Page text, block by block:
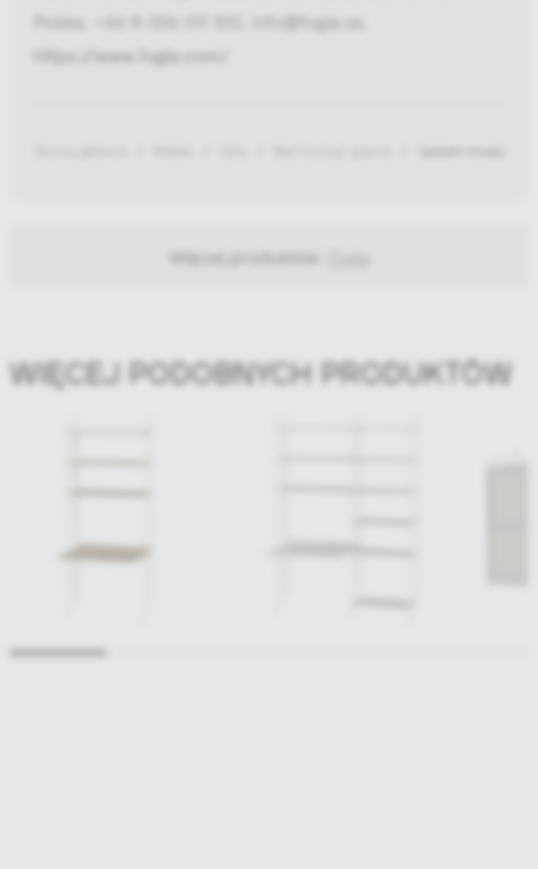
Polska, +46 8-556 09 100, info@fogia.se,
https://www.fogia.com/
Więcej produktów:
WIĘCEJ PODOBNYCH PRODUKTÓW